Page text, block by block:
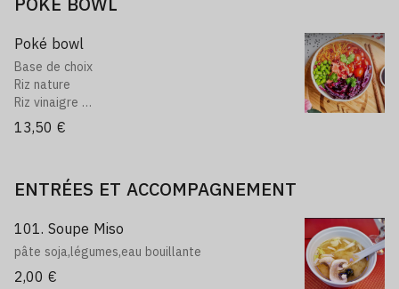
Poké bowl
Base de choix
Riz nature
Riz vinaigre
Type A au choix
Saumon en dès
Daurade
Crevette cuite 4pièces
Poulet caramélisé
Poulet croustillant
13,50 €
ENTRÉES ET ACCOMPAGNEMENT
101. Soupe Miso
pâte soja,légumes,eau bouillante
2,00 €